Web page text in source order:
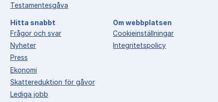
Testamentesgåva
Hitta snabbt
Frågor och svar
Nyheter
Press
Ekonomi
Skattereduktion för gåvor
Lediga jobb
Om webbplatsen
Cookieinställningar
Integritetspolicy